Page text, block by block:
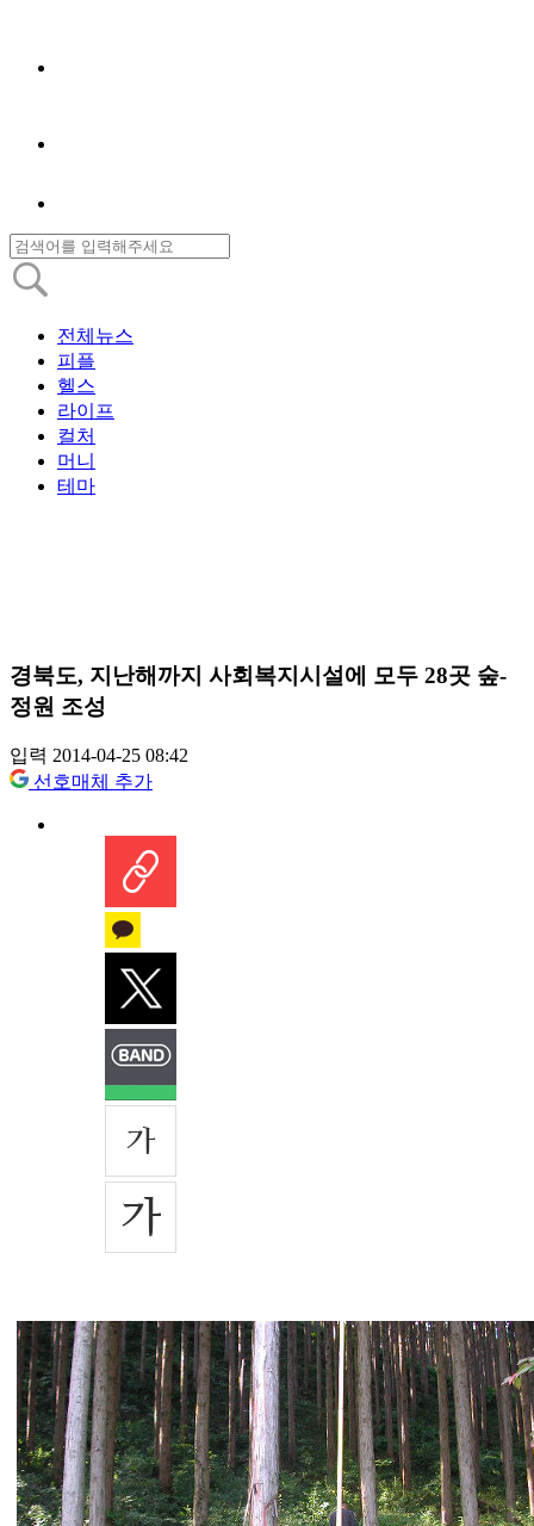
전체뉴스
피플
헬스
라이프
컬처
머니
테마
경북도, 지난해까지 사회복지시설에 모두 28곳 숲-
정원 조성
입력 2014-04-25 08:42
선호매체 추가